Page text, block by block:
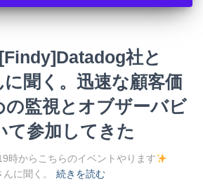
社と
聞く。迅速な顧客価
の監視とオブザーバビ
て参加してきた
時からこちらのイベントやります
に聞く。
続きを読む